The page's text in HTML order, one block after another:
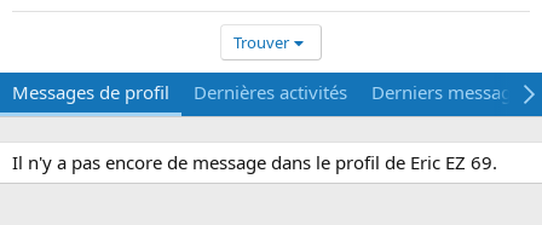
Trouver
Messages de profil Dernières activités Derniers messages
Il n'y a pas encore de message dans le profil de Eric EZ 69.